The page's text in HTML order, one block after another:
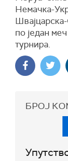
Немачка-
по један
турнира.
БРОЈ